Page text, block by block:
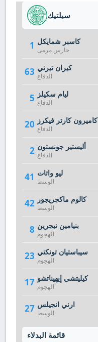
سيلتيك
1 كاسبر شمايكل
حارس مرمى
63 كيران تيرني
الدفاع
5 ليام سكيلز
الدفاع
20 كاميرون كارتر فيكرز
الدفاع
2 أليستير جونستون
الدفاع
41 ليو واتات
الوسط
42 كالوم ماكجريجور
الوسط
8 بنيامين نيجرين
الهجوم
23 سيباستيان تونكتي
الهجوم
17 كيليتشي إيهيناتشو
الهجوم
27 ارني انجيلس
الوسط
قائمة البدلاء